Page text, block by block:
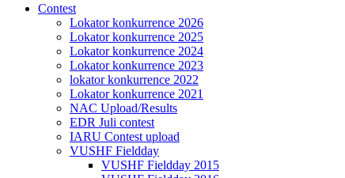
Contest
Lokator konkurrence 2026
Lokator konkurrence 2025
Lokator konkurrence 2024
Lokator konkurrence 2023
lokator konkurrence 2022
Lokator konkurrence 2021
NAC Upload/Results
EDR Juli contest
IARU Contest upload
VUSHF Fieldday
VUSHF Fieldday 2015